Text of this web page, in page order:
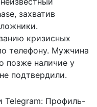
захватив
кризисных
телефону. Мужчина
позже наличие у
подтвердили.
Telegram: Профиль-